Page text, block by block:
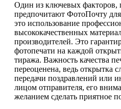
Один из ключевых факторов,
предпочитают ФотоПочту для
это использование
высококачественных
производителей. Это
фотопечати на каждой
тиража. Важность качества
переоценена, ведь открытка
передачи поздравлений или
лицом отправителя, его
желанием сделать приятное